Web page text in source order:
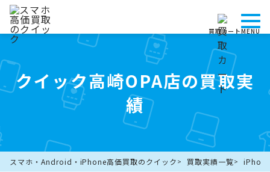
買取カートMENU
クイック高崎OPA店の買取実
績
スマホ・Android・iPhone高価買取のクイック 買取実績一覧